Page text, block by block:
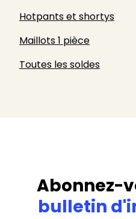
Hotpants et shortys
Maillots 1 pièce
Toutes les soldes
Abonnez-
bulletin